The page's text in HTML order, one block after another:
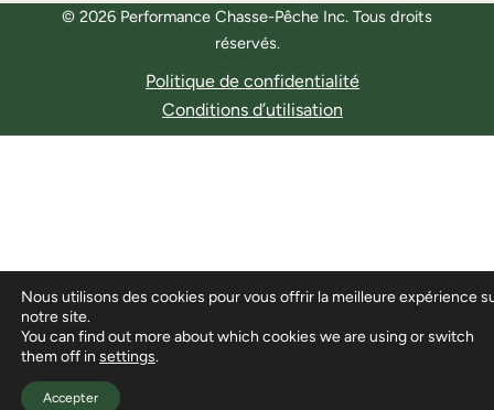
© 2026 Performance Chasse-Pêche Inc. Tous droits
réservés.
Politique de confidentialité
Conditions d’utilisation
Nous utilisons des cookies pour vous offrir la meilleure expérience
notre site.
You can find out more about which cookies we are using or switch
them off in settings.
Accepter